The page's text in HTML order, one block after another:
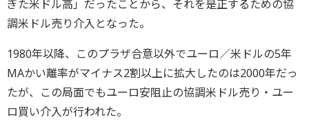
ぎた米ドル高」だったことから、それを是正するための協
調米ドル売り介入となった。
1980年以降、このプラザ合意以外でユーロ／米ドルの5年
MAかい離率がマイナス2割以上に拡大したのは2000年だっ
たが、この局面でもユーロ安阻止の協調米ドル売り・ユー
ロ買い介入が行われた。